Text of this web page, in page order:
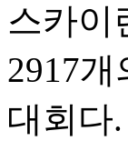
스카이
2917
대회다